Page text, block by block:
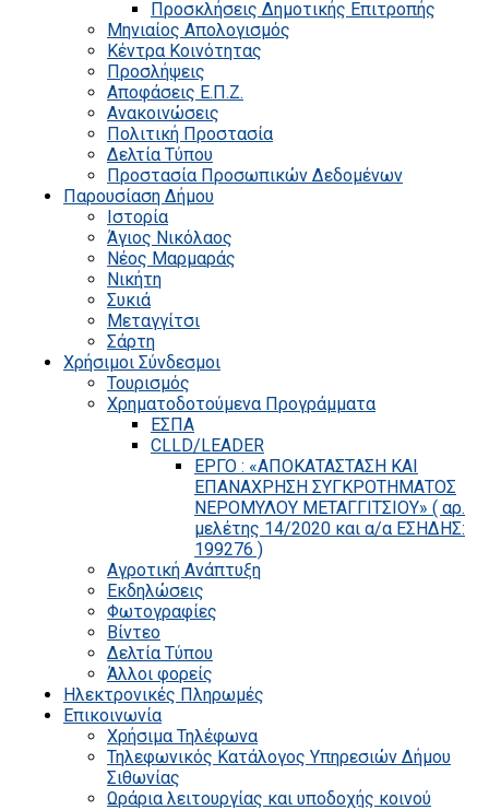
Προσκλήσεις Δημοτικής Επιτροπής
Μηνιαίος Απολογισμός
Κέντρα Κοινότητας
Προσλήψεις
Αποφάσεις Ε.Π.Ζ.
Ανακοινώσεις
Πολιτική Προστασία
Δελτία Τύπου
Προστασία Προσωπικών Δεδομένων
Παρουσίαση Δήμου
Ιστορία
Άγιος Νικόλαος
Νέος Μαρμαράς
Νικήτη
Συκιά
Μεταγγίτσι
Σάρτη
Χρήσιμοι Σύνδεσμοι
Τουρισμός
Χρηματοδοτούμενα Προγράμματα
ΕΣΠΑ
CLLD/LEADER
ΕΡΓΟ : «ΑΠΟΚΑΤΑΣΤΑΣΗ ΚΑΙ
ΕΠΑΝΑΧΡΗΣΗ ΣΥΓΚΡΟΤΗΜΑΤΟΣ
ΝΕΡΟΜΥΛΟΥ ΜΕΤΑΓΓΙΤΣΙΟΥ» ( αρ.
μελέτης 14/2020 και α/α ΕΣΗΔΗΣ:
199276 )
Αγροτική Ανάπτυξη
Εκδηλώσεις
Φωτογραφίες
Βίντεο
Δελτία Τύπου
Άλλοι φορείς
Ηλεκτρονικές Πληρωμές
Επικοινωνία
Χρήσιμα Τηλέφωνα
Τηλεφωνικός Κατάλογος Υπηρεσιών Δήμου
Σιθωνίας
Ωράρια λειτουργίας και υποδοχής κοινού